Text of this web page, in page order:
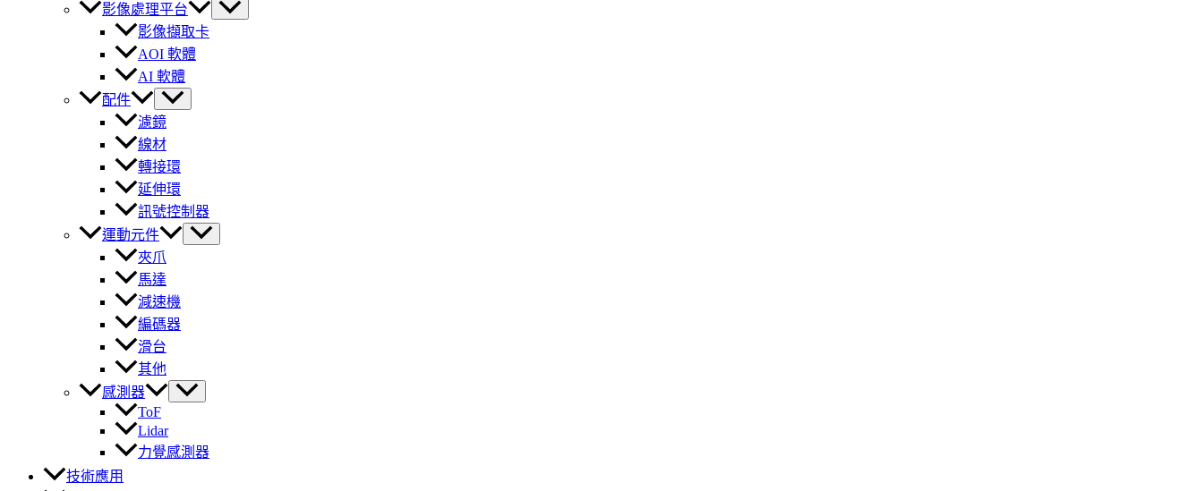
影像處理平台
影像擷取卡
AOI 軟體
AI 軟體
配件
濾鏡
線材
轉接環
延伸環
訊號控制器
運動元件
夾爪
馬達
減速機
編碼器
滑台
其他
感測器
ToF
Lidar
力覺感測器
技術應用